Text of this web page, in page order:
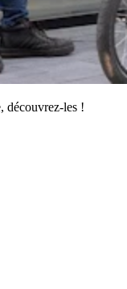
découvrez-les !